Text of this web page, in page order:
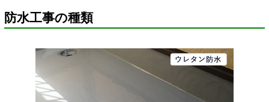
防水工事の種類